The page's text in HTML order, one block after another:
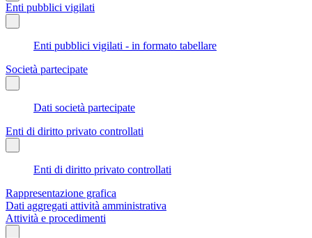
Enti pubblici vigilati
Enti pubblici vigilati - in formato tabellare
Società partecipate
Dati società partecipate
Enti di diritto privato controllati
Enti di diritto privato controllati
Rappresentazione grafica
Dati aggregati attività amministrativa
Attività e procedimenti